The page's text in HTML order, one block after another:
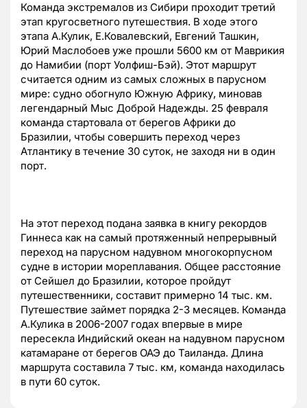
Команда экстремалов из Сибири проходит третий
этап кругосветного путешествия. В ходе этого
этапа А.Кулик, Е.Ковалевский, Евгений Ташкин,
Юрий Маслобоев уже прошли 5600 км от Маврикия
до Намибии (порт Уолфиш-Бэй). Этот маршрут
считается одним из самых сложных в парусном
мире: судно обогнуло Южную Африку, миновав
легендарный Мыс Доброй Надежды. 25 февраля
команда стартовала от берегов Африки до
Бразилии, чтобы совершить переход через
Атлантику в течение 30 суток, не заходя ни в один
порт.
На этот переход подана заявка в книгу рекордов
Гиннеса как на самый протяженный непрерывный
переход на парусном надувном многокорпусном
судне в истории мореплавания. Общее расстояние
от Сейшел до Бразилии, которое пройдут
путешественники, составит примерно 14 тыс. км.
Путешествие займет порядка 2-3 месяцев. Команда
А.Кулика в 2006-2007 годах впервые в мире
пересекла Индийский океан на надувном парусном
катамаране от берегов ОАЭ до Таиланда. Длина
маршрута составила 7 тыс. км, команда находилась
в пути 60 суток.